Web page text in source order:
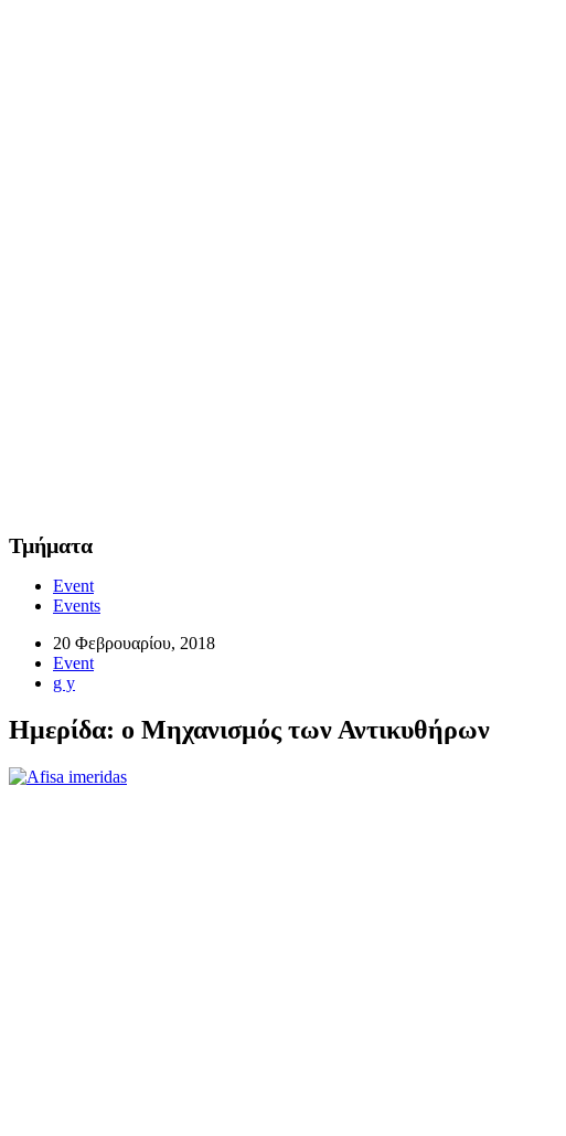
Τμήματα
Event
Events
20 Φεβρουαρίου, 2018
Event
g y
Ημερίδα: ο Μηχανισμός των Αντικυθήρων